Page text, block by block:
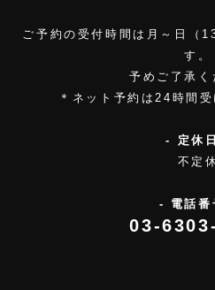
ご予約の受付時間は月～日（
す。
予めご了承く
＊ネット予約は24時間
- 定休
不定
- 電話番
03-